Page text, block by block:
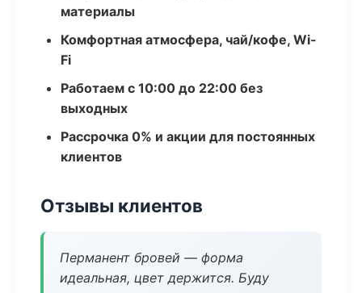
материалы
Комфортная атмосфера, чай/кофе, Wi-
Fi
Работаем с 10:00 до 22:00 без
выходных
Рассрочка 0% и акции для постоянных
клиентов
Отзывы клиентов
Перманент бровей — форма
идеальная, цвет держится. Буду